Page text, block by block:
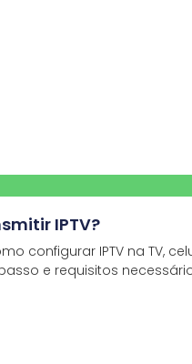
IPTV?
configurar IPTV na TV,
e requisitos